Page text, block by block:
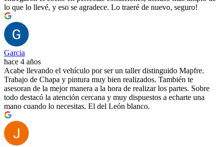
lo que lo llevé, y eso se agradece. Lo traeré de nuevo, seguro!
Garcia
hace 4 años
Acabe llevando el vehículo por ser un taller distinguido Mapfre.
Trabajo de Chapa y pintura muy bien realizados. También te
asesoran de la mejor manera a la hora de realizar los partes. Sobre
todo destacó la atención cercana y muy dispuestos a echarte una
mano cuando lo necesitas. El del León blanco.